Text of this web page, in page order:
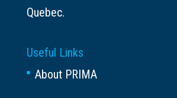
Quebec.
Useful Links
About PRIMA